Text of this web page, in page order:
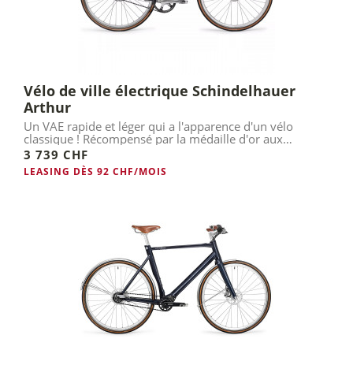
Vélo de ville électrique Schindelhauer
Arthur
Un VAE rapide et léger qui a l'apparence d'un vélo
classique ! Récompensé par la médaille d'or aux
German Design...
3 739 CHF
LEASING DÈS 92 CHF/MOIS